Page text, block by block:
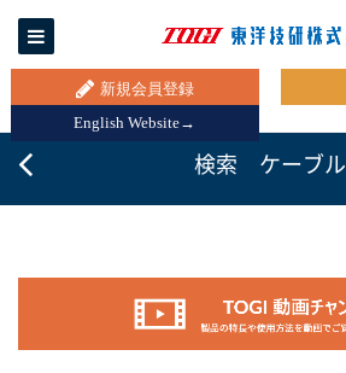
新規会員登録
English Website→
検索 ケーブル